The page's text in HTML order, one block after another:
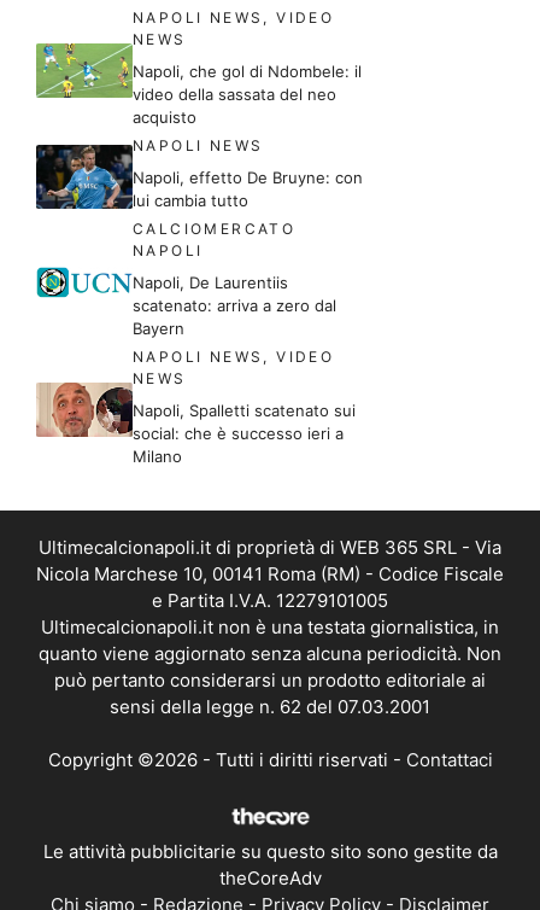
NAPOLI NEWS ,VIDEO
NEWS
Napoli, che gol di Ndombele: il
video della sassata del neo
acquisto
NAPOLI NEWS
Napoli, effetto De Bruyne: con
lui cambia tutto
CALCIOMERCATO
NAPOLI
Napoli, De Laurentiis
scatenato: arriva a zero dal
Bayern
NAPOLI NEWS ,VIDEO
NEWS
Napoli, Spalletti scatenato sui
social: che è successo ieri a
Milano
Ultimecalcionapoli.it di proprietà di WEB 365 SRL - Via
Nicola Marchese 10, 00141 Roma (RM) - Codice Fiscale
e Partita I.V.A. 12279101005
Ultimecalcionapoli.it non è una testata giornalistica, in
quanto viene aggiornato senza alcuna periodicità. Non
può pertanto considerarsi un prodotto editoriale ai
sensi della legge n. 62 del 07.03.2001
Copyright ©2026 - Tutti i diritti riservati - Contattaci
Le attività pubblicitarie su questo sito sono gestite da
theCoreAdv
Chi siamo - Redazione - Privacy Policy - Disclaimer